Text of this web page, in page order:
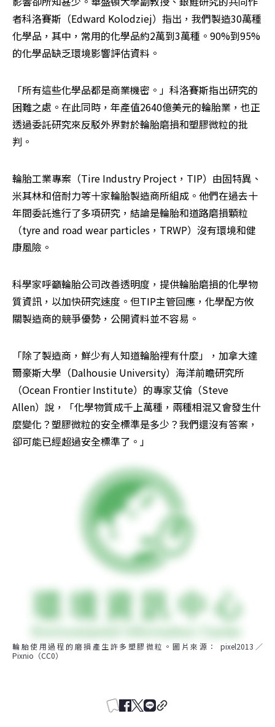
者科洛賽斯（Edward Kolodziej）指出，我們製造30萬種
化學品，其中，常用的化學品約2萬到3萬種。90%到95%
的化學品缺乏環境影響評估資料。
「所有這些化學品都是商業機密。」科洛賽斯指出研究的
困難之處。在此同時，年產值2640億美元的輪胎業，也正
透過委託研究來反駁外界對於輪胎磨損和塑膠微粒的批
判。
輪胎工業專案（Tire Industry Project，TIP）由固特異、
米其林和倍耐力等十家輪胎製造商所組成。他們在過去十
年間委託進行了多項研究，結論是輪胎和道路磨損顆粒
（tyre and road wear particles，TRWP）沒有環境和健
康風險。
科學家呼籲輪胎公司改善透明度，提供輪胎磨損的化學物
質資訊，以加快研究速度。但TIP主管回應，化學配方攸
關製造商的競爭優勢，公開資料並不容易。
「除了製造商，鮮少有人知道輪胎裡有什麼」，加拿大達
爾豪斯大學（Dalhousie University）海洋前瞻研究所
（Ocean Frontier Institute）的專家艾倫（Steve
Allen）說，「化學物質成千上萬種，兩種相混又會發生什
麼變化？塑膠微粒的安全標準是多少？我們還沒有答案，
卻可能已經超過安全標準了。」
輪胎使用過程的磨損產生許多塑膠微粒。圖片來源： pixel2013／
Pixnio（CC0）